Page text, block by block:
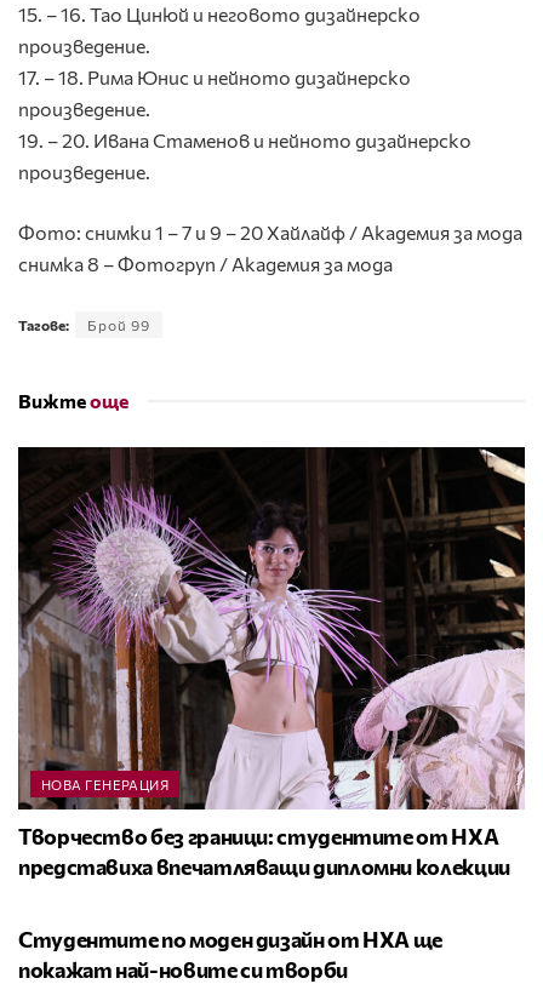
15. – 16. Тао Цинюй и неговото дизайнерско
произведение.
17. – 18. Рима Юнис и нейното дизайнерско
произведение.
19. – 20. Ивана Стаменов и нейното дизайнерско
произведение.
Фото: снимки 1 – 7 и 9 – 20 Хайлайф / Академия за мода
снимка 8 – Фотогруп / Академия за мода
Тагове: Брой 99
Вижтеоще
НОВА ГЕНЕРАЦИЯ
Творчество без граници: студентите от НХА
представиха впечатляващи дипломни колекции
Студентите по моден дизайн от НХА ще
покажат най-новите си творби